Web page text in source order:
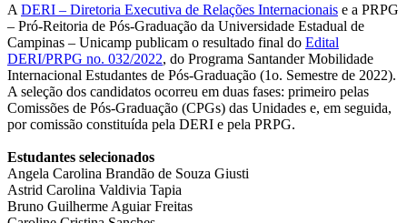
A DERI – Diretoria Executiva de Relações Internacionais e a PRPG
– Pró-Reitoria de Pós-Graduação da Universidade Estadual de
Campinas – Unicamp publicam o resultado final do Edital
DERI/PRPG no. 032/2022, do Programa Santander Mobilidade
Internacional Estudantes de Pós-Graduação (1o. Semestre de 2022).
A seleção dos candidatos ocorreu em duas fases: primeiro pelas
Comissões de Pós-Graduação (CPGs) das Unidades e, em seguida,
por comissão constituída pela DERI e pela PRPG.
Estudantes selecionados
Angela Carolina Brandão de Souza Giusti
Astrid Carolina Valdivia Tapia
Bruno Guilherme Aguiar Freitas